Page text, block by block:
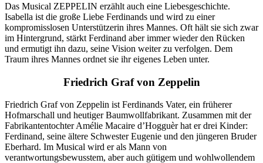
Das Musical ZEPPELIN erzählt auch eine Liebesgeschichte.
Isabella ist die große Liebe Ferdinands und wird zu einer
kompromisslosen Unterstützerin ihres Mannes. Oft hält sie sich zwar
im Hintergrund, stärkt Ferdinand aber immer wieder den Rücken
und ermutigt ihn dazu, seine Vision weiter zu verfolgen. Dem
Traum ihres Mannes ordnet sie ihr eigenes Leben unter.
Friedrich Graf von Zeppelin
Friedrich Graf von Zeppelin ist Ferdinands Vater, ein früherer
Hofmarschall und heutiger Baumwollfabrikant. Zusammen mit der
Fabrikantentochter Amélie Macaire d’Hogguèr hat er drei Kinder:
Ferdinand, seine ältere Schwester Eugenie und den jüngeren Bruder
Eberhard. Im Musical wird er als Mann von
verantwortungsbewusstem, aber auch gütigem und wohlwollendem